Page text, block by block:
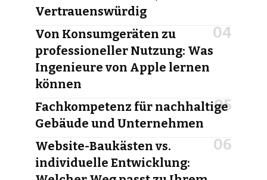
Vertrauenswürdig
Von Konsumgeräten zu
professioneller Nutzung: Was
Ingenieure von Apple lernen
können
Fachkompetenz für nachhaltige
Gebäude und Unternehmen
Website-Baukästen vs.
individuelle Entwicklung: